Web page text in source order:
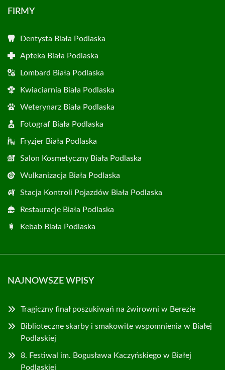
FIRMY
Dentysta Biała Podlaska
Apteka Biała Podlaska
Lombard Biała Podlaska
Kwiaciarnia Biała Podlaska
Weterynarz Biała Podlaska
Fotograf Biała Podlaska
Fryzjer Biała Podlaska
Salon Kosmetyczny Biała Podlaska
Wulkanizacja Biała Podlaska
Stacja Kontroli Pojazdów Biała Podlaska
Restauracje Biała Podlaska
Kebab Biała Podlaska
NAJNOWSZE WPISY
Tragiczny finał poszukiwań na żwirowni w Berezie
Biblioteczne skarby i smakowite wspomnienia w Białej
Podlaskiej
8. Festiwal im. Bogusława Kaczyńskiego w Białej
Podlaskiej